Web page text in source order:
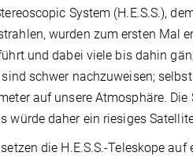
System (H.E.S.S.),
wurden zum ersten Mal
und dabei viele bis dahin
schwer nachzuweisen;
auf unsere Atmosphäre.
würde daher ein riesiges
die H.E.S.S.-Teleskope